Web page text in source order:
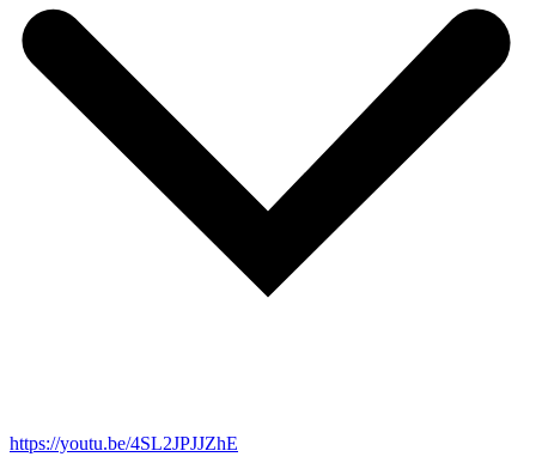
https://youtu.be/4SL2JPJJZhE